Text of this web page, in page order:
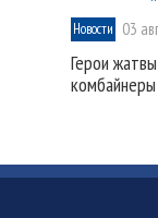
Новости 03
Герои